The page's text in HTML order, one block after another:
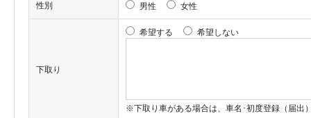
性別 男性 女性
下取り
希望する 希望しない
※下取り車がある場合は、車名･初度登録（届出